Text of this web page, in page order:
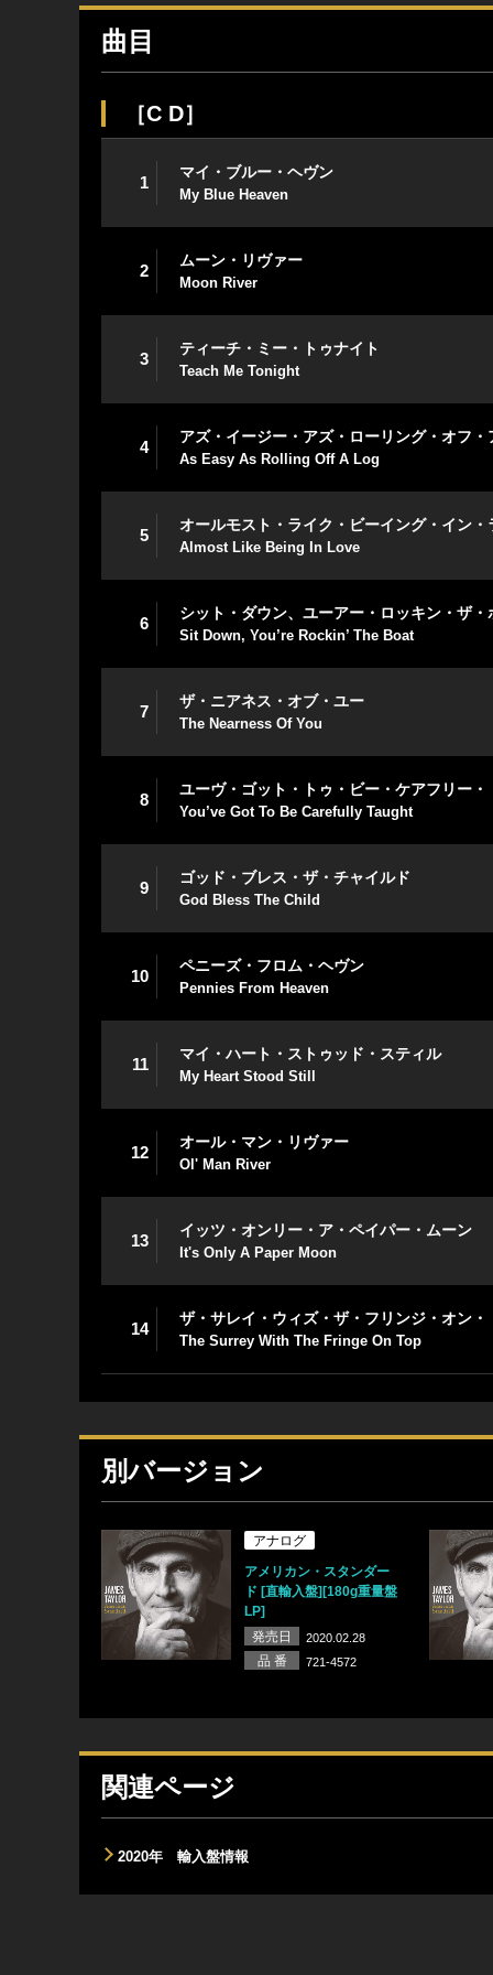
曲目
［C D］
1
マイ・ブルー・ヘヴン
My Blue Heaven
2
ムーン・リヴァー
Moon River
3
ティーチ・ミー・トゥナイト
Teach Me Tonight
4
アズ・イージー・アズ・ローリング・オフ・
As Easy As Rolling Off A Log
5
オールモスト・ライク・ビーイング・イン・
Almost Like Being In Love
6
シット・ダウン、ユーアー・ロッキン・ザ・
Sit Down, You’re Rockin’ The Boat
7
ザ・ニアネス・オブ・ユー
The Nearness Of You
8
ユーヴ・ゴット・トゥ・ビー・ケアフリー・
You’ve Got To Be Carefully Taught
9
ゴッド・ブレス・ザ・チャイルド
God Bless The Child
10
ペニーズ・フロム・ヘヴン
Pennies From Heaven
11
マイ・ハート・ストゥッド・スティル
My Heart Stood Still
12
オール・マン・リヴァー
Ol' Man River
13
イッツ・オンリー・ア・ペイパー・ムーン
It's Only A Paper Moon
14
ザ・サレイ・ウィズ・ザ・フリンジ・オン・
The Surrey With The Fringe On Top
別バージョン
アナログ
アメリカン・スタンダー
ド [直輸入盤][180g重量盤
LP]
発売日
2020.02.28
品 番 721-4572
関連ページ
2020年 輸入盤情報